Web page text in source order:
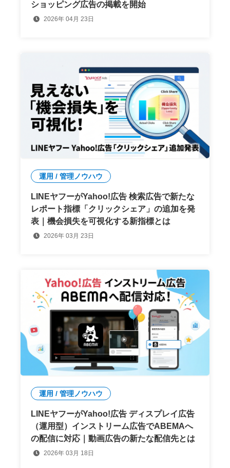
ショッピング広告の掲載を開始
2026年 04月 23日
運用 / 管理ノウハウ
LINEヤフーがYahoo!広告 検索広告で新たな
レポート指標「クリックシェア」の追加を発
表｜機会損失を可視化する新指標とは
2026年 03月 23日
運用 / 管理ノウハウ
LINEヤフーがYahoo!広告 ディスプレイ広告
（運用型）インストリーム広告でABEMAへ
の配信に対応｜動画広告の新たな配信先とは
2026年 03月 18日